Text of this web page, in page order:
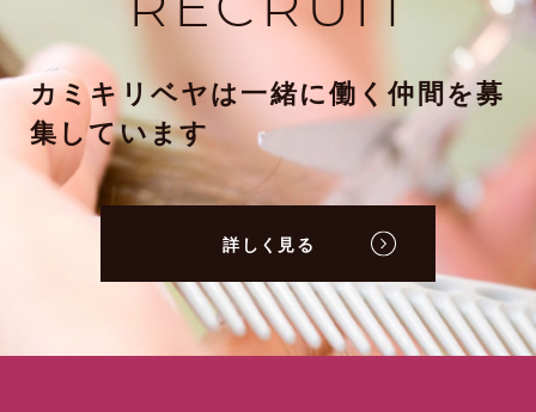
カミキリベヤは一緒に働く仲間を募
集しています
詳しく見る